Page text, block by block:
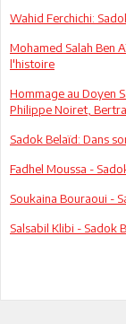
Wahid Ferchichi:
Mohamed Salah Ben
l'histoire
Hommage au Doyen
Philippe Noiret,
Sadok Belaïd: Dans
Fadhel Moussa -
Soukaina Bouraoui -
Salsabil Klibi - Sadok